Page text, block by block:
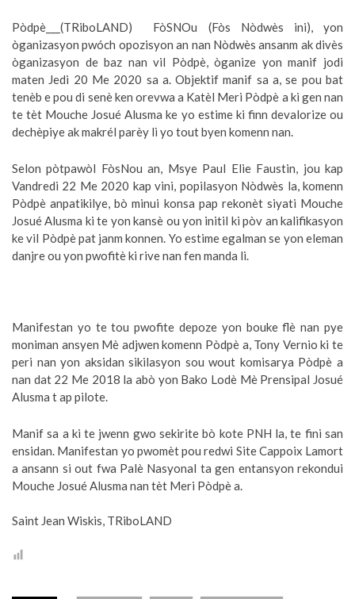
Pòdpè___(TRiboLAND) FòSNOu (Fòs Nòdwès ini), yon
òganizasyon pwóch opozisyon an nan Nòdwès ansanm ak divès
òganizasyon de baz nan vil Pòdpè, òganize yon manif jodi
maten Jedi 20 Me 2020 sa a. Objektif manif sa a, se pou bat
tenèb e pou di senè ken orevwa a Katèl Meri Pòdpè a ki gen nan
te tèt Mouche Josué Alusma ke yo estime ki finn devalorize ou
dechèpiye ak makrél parèy li yo tout byen komenn nan.
Selon pòtpawòl FòsNou an, Msye Paul Elie Faustin, jou kap
Vandredi 22 Me 2020 kap vini, popilasyon Nòdwès la, komenn
Pòdpè anpatikilye, bò minui konsa pap rekonèt siyati Mouche
Josué Alusma ki te yon kansè ou yon initil ki pòv an kalifikasyon
ke vil Pòdpè pat janm konnen. Yo estime egalman se yon eleman
danjre ou yon pwofitè ki rive nan fen manda li.
Manifestan yo te tou pwofite depoze yon bouke flè nan pye
moniman ansyen Mè adjwen komenn Pòdpè a, Tony Vernio ki te
peri nan yon aksidan sikilasyon sou wout komisarya Pòdpè a
nan dat 22 Me 2018 la abò yon Bako Lodè Mè Prensipal Josué
Alusma t ap pilote.
Manif sa a ki te jwenn gwo sekirite bò kote PNH la, te fini san
ensidan. Manifestan yo pwomèt pou redwi Site Cappoix Lamort
a ansann si out fwa Palè Nasyonal ta gen entansyon rekondui
Mouche Josué Alusma nan tèt Meri Pòdpè a.
Saint Jean Wiskis, TRiboLAND